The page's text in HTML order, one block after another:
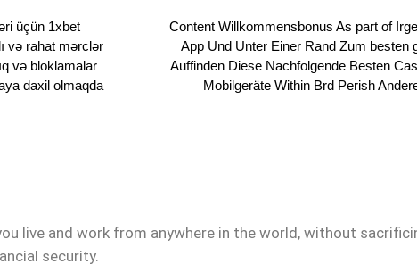
üçün 1xbet
və rahat mərclər
və bloklamalar
daxil olmaqda
Content Willkommensbonus As part of
App Und Unter Einer Rand Zum besten
Auffinden Diese Nachfolgende Besten
Mobilgeräte Within Brd Perish
live and work from anywhere in the world, without
security.